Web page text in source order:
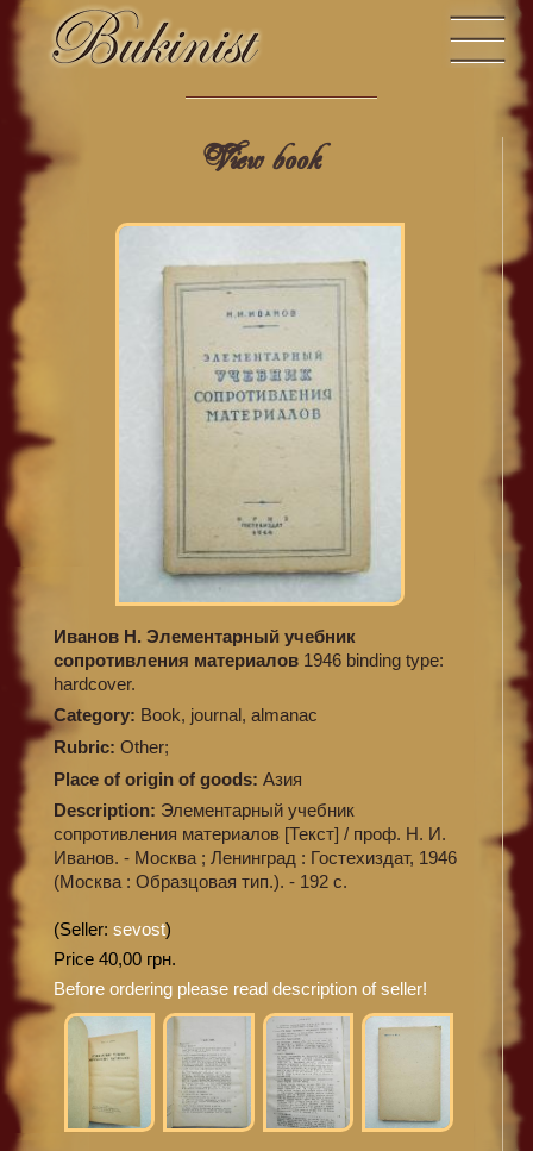
View book
Иванов Н. Элементарный учебник
сопротивления материалов 1946 binding type:
hardcover.
Category: Book, journal, almanac
Rubric: Other;
Place of origin of goods: Азия
Description: Элементарный учебник
сопротивления материалов [Текст] / проф. Н. И.
Иванов. - Москва ; Ленинград : Гостехиздат, 1946
(Москва : Образцовая тип.). - 192 с.
(Seller: sevost)
Price 40,00 грн.
Before ordering please read description of seller!